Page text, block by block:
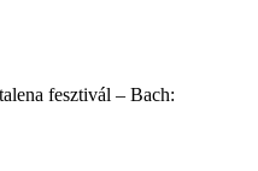
fesztivál – Bach: